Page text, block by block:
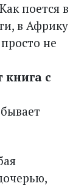
поется в
в Африку
не
книга с